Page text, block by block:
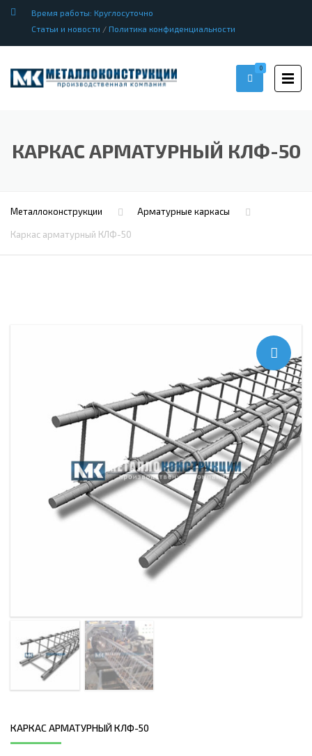
Время работы: Круглосуточно
Статьи и новости / Политика конфиденциальности
0
КАРКАС АРМАТУРНЫЙ КЛФ-50
Металлоконструкции Арматурные каркасы
Каркас арматурный КЛФ-50
КАРКАС АРМАТУРНЫЙ КЛФ-50